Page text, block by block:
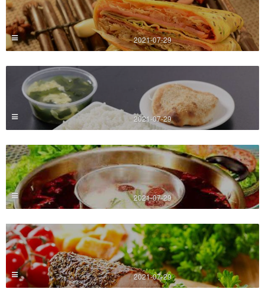
2021-07-29
2021-07-29
2021-07-29
2021-07-29